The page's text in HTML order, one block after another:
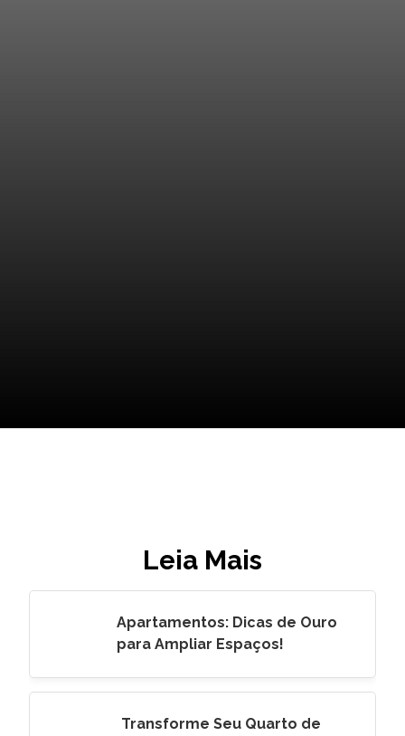
Leia Mais
Apartamentos: Dicas de Ouro
para Ampliar Espaços!
Transforme Seu Quarto de